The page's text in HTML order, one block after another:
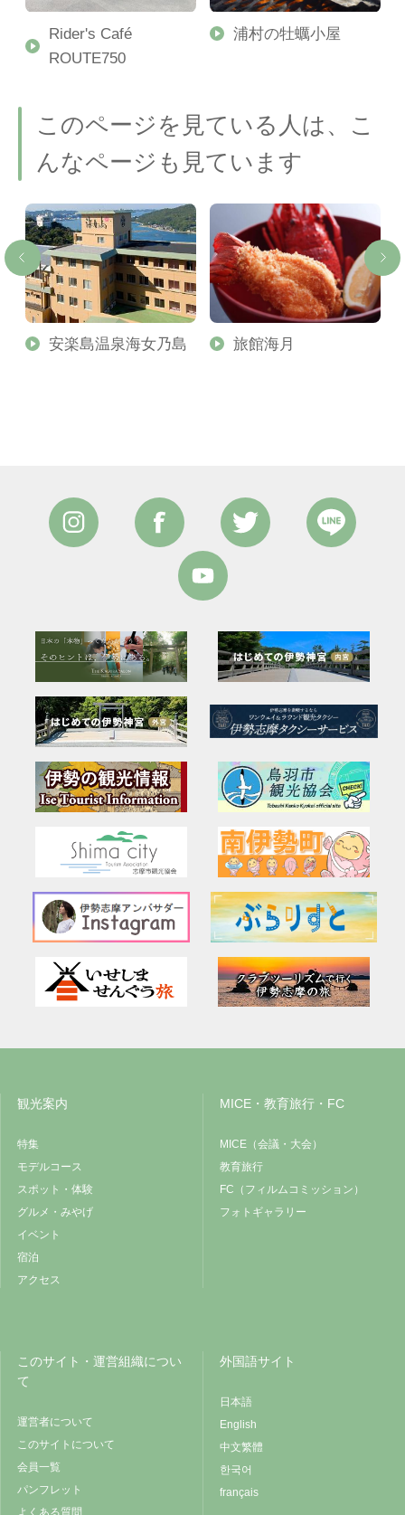
Rider's Café
ROUTE750
浦村の牡蠣小屋
このページを見ている人は、こ
んなページも見ています
安楽島温泉海女乃島 旅館海月
観光案内
特集
モデルコース
スポット・体験
グルメ・みやげ
イベント
宿泊
アクセス
MICE・教育旅行・FC
MICE（会議・大会）
教育旅行
FC（フィルムコミッション）
フォトギャラリー
このサイト・運営組織につい
て
運営者について
このサイトについて
会員一覧
パンフレット
外国語サイト
日本語
English
中文繁體
한국어
français